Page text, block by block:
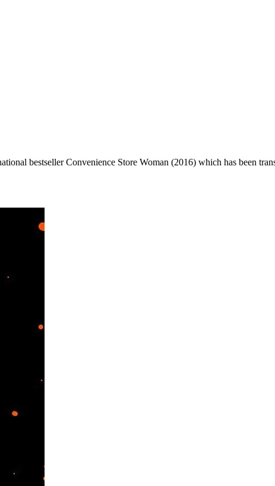
bestseller Convenience Store Woman (2016) which has been